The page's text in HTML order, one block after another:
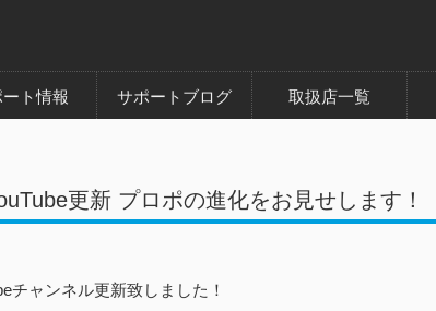
ト情報 サポートブログ 取扱店一覧
更新 プロポの進化をお見せします！
チャンネル更新致しました！